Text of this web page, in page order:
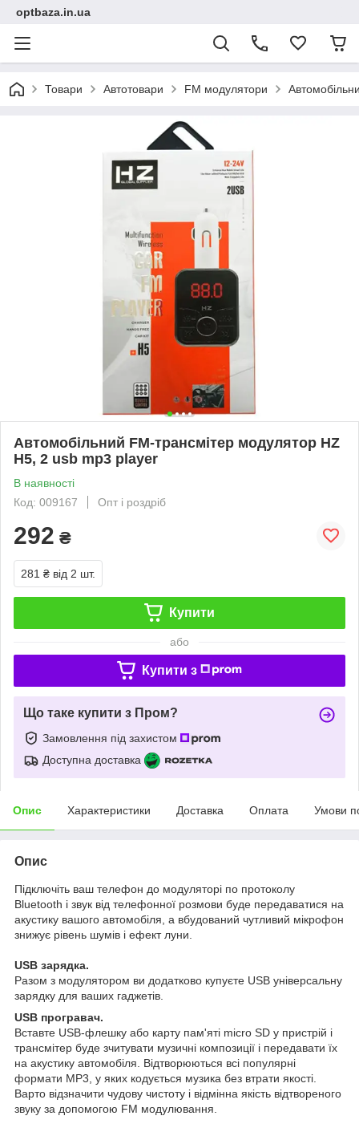
optbaza.in.ua
Товари Автотовари FM модулятори
Автомобільний FM-трансмітер модулятор HZ
H5, 2 usb mp3 player
В наявності
Код: 009167
Опт і роздріб
292 ₴
281 ₴ від 2 шт.
Купити
або
Купити з
Що таке купити з Пром?
Замовлення під захистом
Доступна доставка
Опис Характеристики Доставка Оплата Умови
Опис
Підключіть ваш телефон до модуляторі по протоколу
Bluetooth і звук від телефонної розмови буде передаватися на
акустику вашого автомобіля, а вбудований чутливий мікрофон
знижує рівень шумів і ефект луни.
USB зарядка.
Разом з модулятором ви додатково купуєте USB універсальну
зарядку для ваших гаджетів.
USB програвач.
Вставте USB-флешку або карту пам'яті micro SD у пристрій і
трансмітер буде зчитувати музичні композиції і передавати їх
на акустику автомобіля. Відтворюються всі популярні
формати МР3, у яких кодується музика без втрати якості.
Варто відзначити чудову чистоту і відмінна якість відтвореного
звуку за допомогою FM модулювання.